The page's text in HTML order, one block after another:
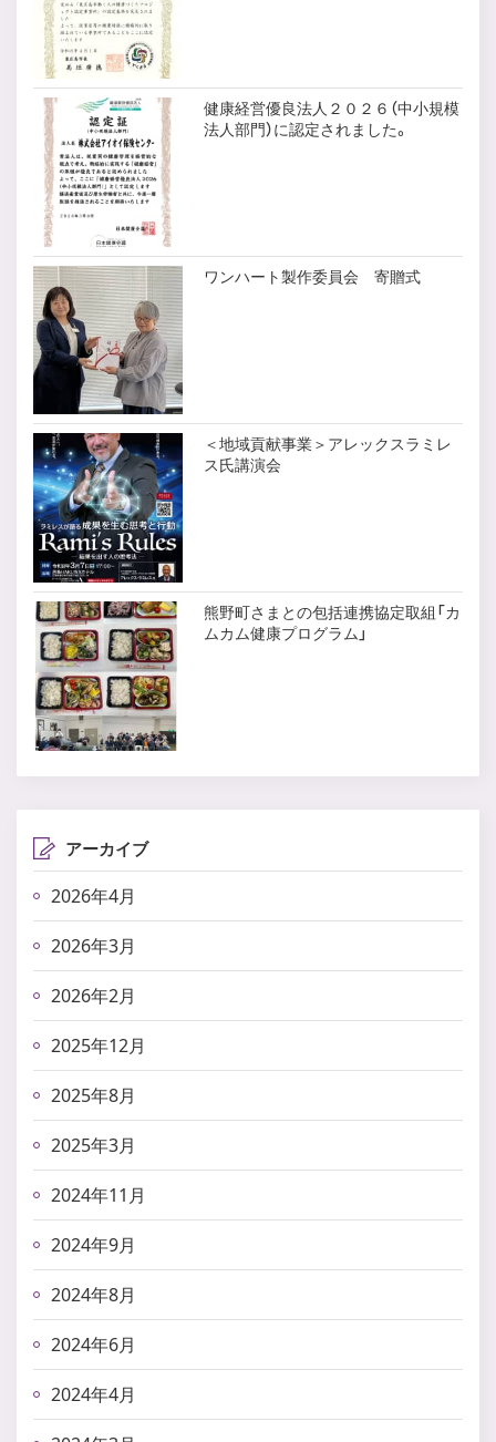
健康経営優良法人２０２６（中小規模
法人部門）に認定されました。
ワンハート製作委員会 寄贈式
＜地域貢献事業＞アレックスラミレ
ス氏講演会
熊野町さまとの包括連携協定取組「カ
ムカム健康プログラム」
アーカイブ
2026年4月
2026年3月
2026年2月
2025年12月
2025年8月
2025年3月
2024年11月
2024年9月
2024年8月
2024年6月
2024年4月